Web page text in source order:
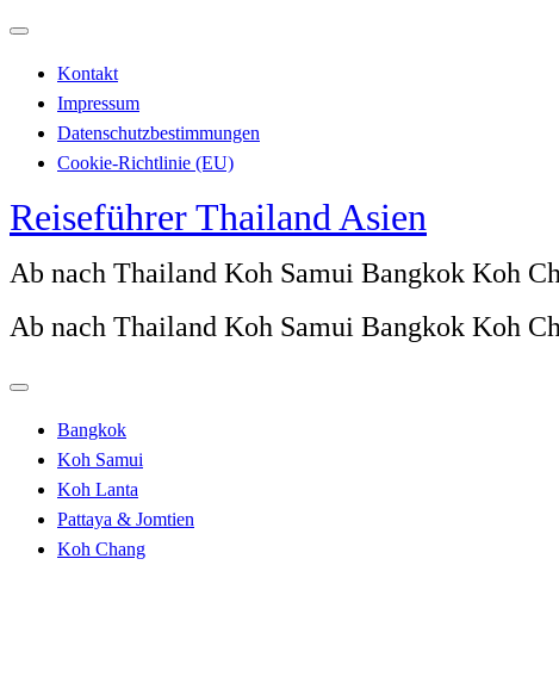
Zum
springenKontakt
Impressum
Datenschutzbestimmungen
Cookie-Richtlinie (EU)
Reiseführer Thailand Asien
Ab nach Thailand Koh Samui Bangkok Koh
Ab nach Thailand Koh Samui Bangkok Koh
Bangkok
Koh Samui
Koh Lanta
Pattaya & Jomtien
Koh Chang